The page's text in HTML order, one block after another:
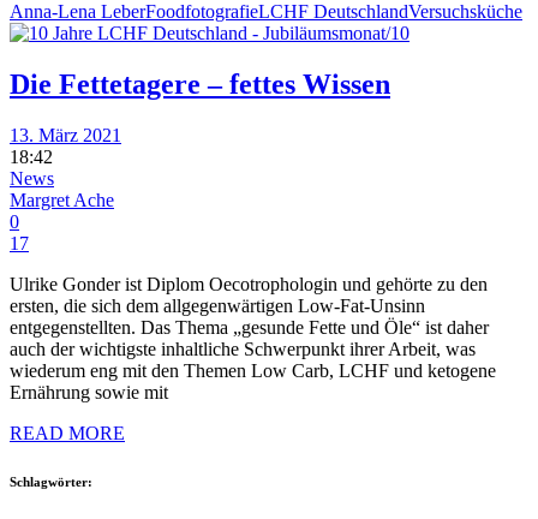
Anna-Lena LeberFoodfotografieLCHF DeutschlandVersuchsküche
Die Fettetagere – fettes Wissen
13. März 2021
18:42
News
Margret Ache
0
17
Ulrike Gonder ist Diplom Oecotrophologin und gehörte zu den
ersten, die sich dem allgegenwärtigen Low-Fat-Unsinn
entgegenstellten. Das Thema „gesunde Fette und Öle“ ist daher
auch der wichtigste inhaltliche Schwerpunkt ihrer Arbeit, was
wiederum eng mit den Themen Low Carb, LCHF und ketogene
Ernährung sowie mit
READ MORE
Schlagwörter: